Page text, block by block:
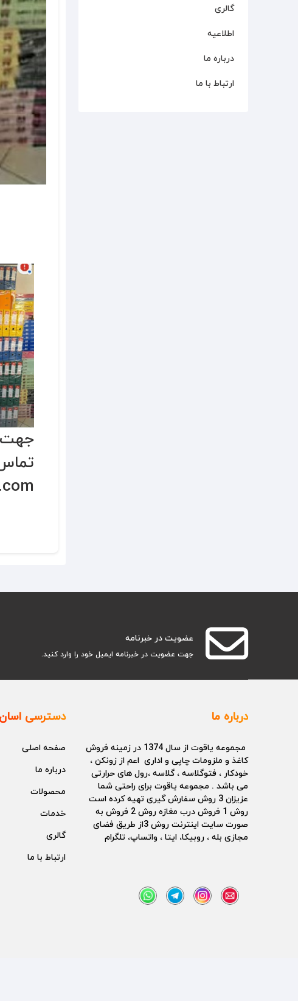
گالری
اطلاعیه
درباره ما
ارتباط با ما
عضویت در خبرنامه
جهت عضویت در خبرنامه ایمیل خود را وارد کنید.
درباره ما
مجموعه یاقوت از سال 1374 در زمینه فروش
کاغذ و ملزومات چاپی و اداری اعم از زونکن ،
خودکار ، فتوگلاسه ، گلاسه ،رول های حرارتی
می باشد . مجموعه یاقوت برای راحتی شما
عزیزان 3 روش سفارش گیری تهیه کرده است
روش 1 فروش درب مغازه روش 2 فروش به
صورت سایت اینترنت روش 3از طریق فضای
مجازی بله ، روبیکا، ایتا ، واتساپ، تلگرام
دسترسی اسان
صفحه اصلی
درباره ما
محصولات
خدمات
گالری
ارتباط با ما